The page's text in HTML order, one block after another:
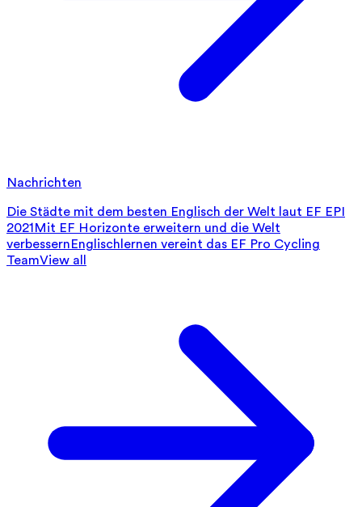
Nachrichten
Die Städte mit dem besten Englisch der Welt laut EF EPI
2021Mit EF Horizonte erweitern und die Welt
verbessernEnglischlernen vereint das EF Pro Cycling
TeamView all